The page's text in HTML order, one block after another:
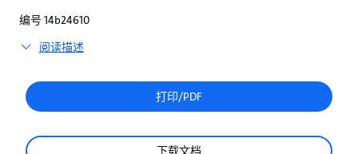
编号 14b24610
阅读描述
打印/PDF
下载文档